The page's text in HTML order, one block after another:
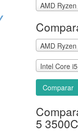
AMD
AMD
Intel Core
Comparar
5